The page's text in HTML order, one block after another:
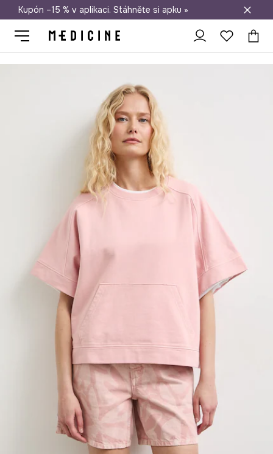
Doprava zdarma při nákupu nad 1 200 Kč
Kupón –15 % v aplikaci. Stáhněte si apku »